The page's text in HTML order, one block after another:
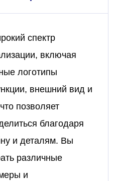
спектр
включая
логотипы
внешний вид и
позволяет
благодаря
и деталям. Вы
различные
и